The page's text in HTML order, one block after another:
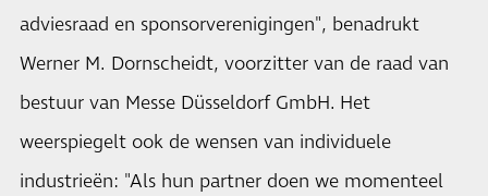
adviesraad en sponsorverenigingen", benadrukt
Werner M. Dornscheidt, voorzitter van de raad van
bestuur van Messe Düsseldorf GmbH. Het
weerspiegelt ook de wensen van individuele
industrieën: "Als hun partner doen we momenteel